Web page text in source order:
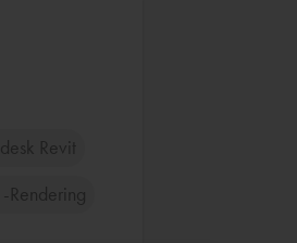
Revit
Rendering